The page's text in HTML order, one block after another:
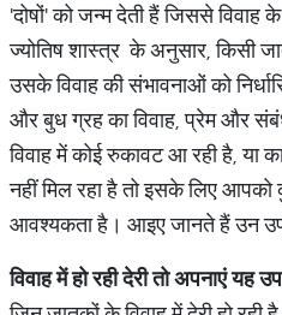
'दोषों' को जन्म देती हैं जिससे विवाह के
ज्योतिष शास्त्र के अनुसार, किसी
उसके विवाह की संभावनाओं को
और बुध ग्रह का विवाह, प्रेम और
विवाह में कोई रुकावट आ रही है, या
नहीं मिल रहा है तो इसके लिए
आवश्यकता है। आइए जानते हैं उन
विवाहमेंहोरहीदेरीतोअपनाएंयह